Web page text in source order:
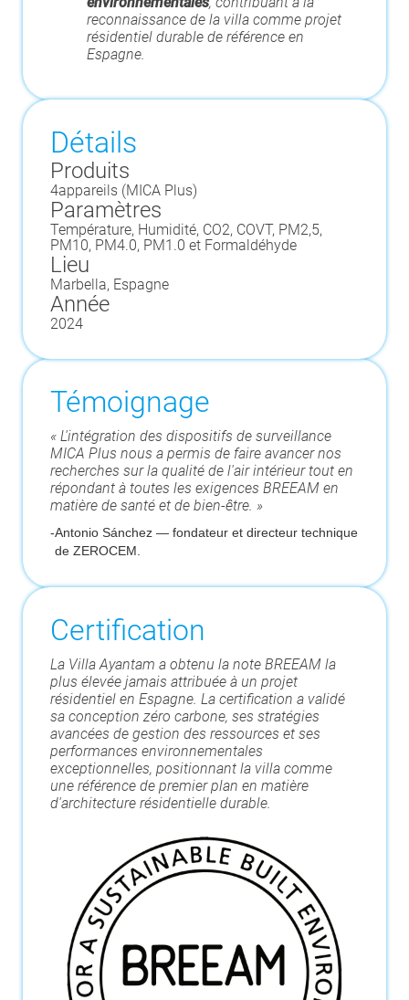
reconnaissance de la villa comme projet
résidentiel durable de référence en
Espagne.
Détails
Produits
4appareils (MICA Plus)
Paramètres
Température, Humidité, CO2, COVT, PM2,5,
PM10, PM4.0, PM1.0 et Formaldéhyde
Lieu
Marbella, Espagne
Année
2024
Témoignage
« L'intégration des dispositifs de surveillance
MICA Plus nous a permis de faire avancer nos
recherches sur la qualité de l'air intérieur tout en
répondant à toutes les exigences BREEAM en
matière de santé et de bien-être. »
-Antonio Sánchez — fondateur et directeur technique
de ZEROCEM.
Certification
La Villa Ayantam a obtenu la note BREEAM la
plus élevée jamais attribuée à un projet
résidentiel en Espagne. La certification a validé
sa conception zéro carbone, ses stratégies
avancées de gestion des ressources et ses
performances environnementales
exceptionnelles, positionnant la villa comme
une référence de premier plan en matière
d'architecture résidentielle durable.